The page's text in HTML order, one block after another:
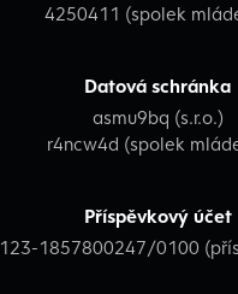
4250411 (spolek
Datová schránka
asmu9bq (s.r.o.)
r4ncw4d (spolek
Příspěvkový účet
123-1857800247/0100